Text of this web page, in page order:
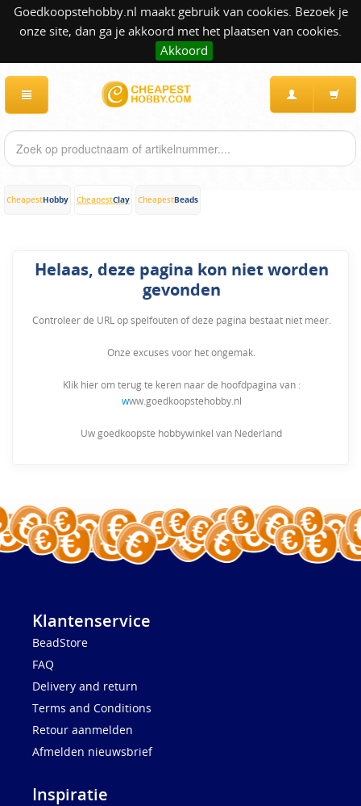
Goedkoopstehobby.nl maakt gebruik van cookies. Bezoek je
onze site, dan ga je akkoord met het plaatsen van cookies.
Akkoord
CheapestHobby CheapestClay CheapestBeads
Helaas, deze pagina kon niet worden
gevonden
Controleer de URL op spelfouten of deze pagina bestaat niet meer.
Onze excuses voor het ongemak.
Klik hier om terug te keren naar de hoofdpagina van :
www.goedkoopstehobby.nl
Uw goedkoopste hobbywinkel van Nederland
Klantenservice
BeadStore
FAQ
Delivery and return
Terms and Conditions
Retour aanmelden
Afmelden nieuwsbrief
Inspiratie